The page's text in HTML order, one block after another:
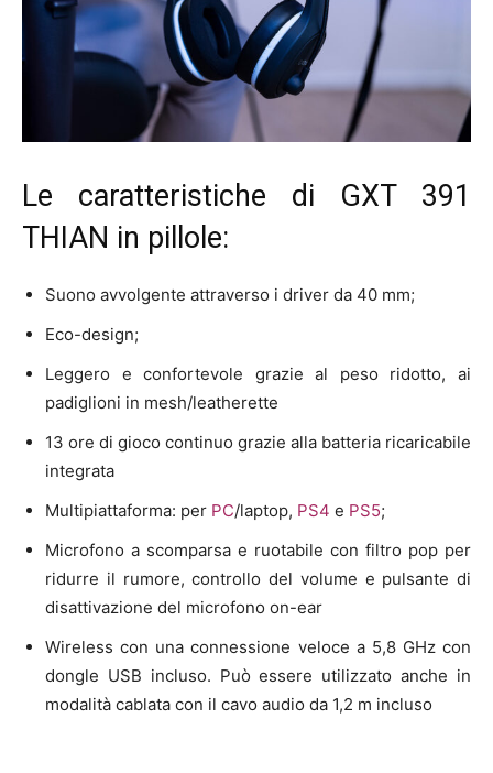
Le caratteristiche di GXT 391
THIAN in pillole:
Suono avvolgente attraverso i driver da 40 mm;
Eco-design;
Leggero e confortevole grazie al peso ridotto, ai
padiglioni in mesh/leatherette
13 ore di gioco continuo grazie alla batteria ricaricabile
integrata
Multipiattaforma: per PC/laptop, PS4 e PS5;
Microfono a scomparsa e ruotabile con filtro pop per
ridurre il rumore, controllo del volume e pulsante di
disattivazione del microfono on-ear
Wireless con una connessione veloce a 5,8 GHz con
dongle USB incluso. Può essere utilizzato anche in
modalità cablata con il cavo audio da 1,2 m incluso